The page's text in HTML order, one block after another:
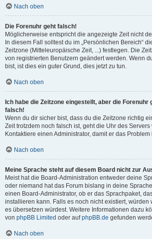
Nach oben
Die Forenuhr geht falsch!
Möglicherweise entspricht die angezeigte Zeit nicht
In diesem Fall solltest du im „Persönlichen Bereich“
Zeitzone (Mitteleuropäische Zeit, ...) festlegen. Die
von registrierten Benutzern geändert werden. Wenn
bist, ist dies ein guter Grund, dies jetzt zu tun.
Nach oben
Ich habe die Zeitzone eingestellt, aber die Forenuhr
falsch!
Wenn du dir sicher bist, dass du die Zeitzone richtig
Zeit trotzdem noch falsch ist, geht die Uhr des
Kontaktiere einen Administrator, damit er das
Nach oben
Meine Sprache steht auf diesem Board nicht zur
Meist hat die Board-Administration entweder deine
oder niemand hat das Forum bislang in deine
einen Board-Administrator, ob er das Sprachpaket,
installieren kann. Falls es noch nicht existiert, würden
es übersetzen würdest. Weitere Informationen dazu
von phpBB Limited oder aufphpBB.de gefunden
Nach oben